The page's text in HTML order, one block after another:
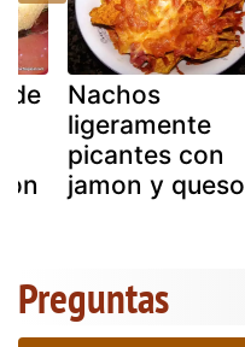
de
Nachos
ligeramente
picantes con
jamon y queso
Preguntas